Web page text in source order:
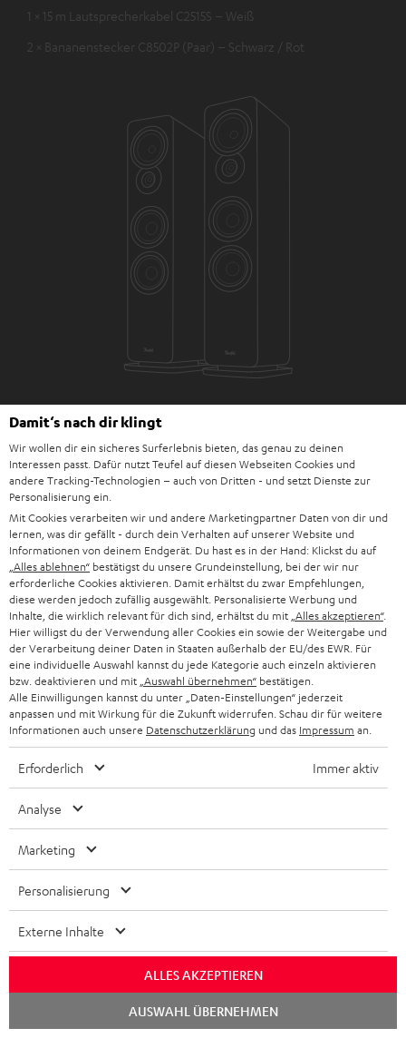
1 × 15 m Lautsprecherkabel C2515S – Weiß
2 × Bananenstecker C8502P (Paar) – Schwarz / Rot
Downloads und Service
D
o
k
u
m
e
n
t
e
z
u
m
H
e
r
u
n
t
Bedienungsanleitung: DENON DRA-900H
Bedienungsanleitung: Stand-Lautsprecher UL 40 Mk4
25 (Stk.)
Konformitätserklärung: Stand-Lautsprecher UL 40
Mk4 25 (Stk.)
Konformitätserklärung: 15 m Lautsprecherkabel C2515S
P
r
o
u
t
F
A
s
Hilfe zu diesem Produkt
I
n
f
o
r
m
a
Versandinfos
I
n
f
Gesetzliche Gewährleistung
Damit‘s nach dir klingt
Wir wollen dir ein sicheres Surferlebnis bieten, das genau zu deinen
Interessen passt. Dafür nutzt Teufel auf diesen Webseiten Cookies und
andere Tracking-Technologien – auch von Dritten - und setzt Dienste zur
Personalisierung ein.
Mit Cookies verarbeiten wir und andere Marketingpartner Daten von dir und
lernen, was dir gefällt - durch dein Verhalten auf unserer Website und
Informationen von deinem Endgerät. Du hast es in der Hand: Klickst du auf
„Alles ablehnen“ bestätigst du unsere Grundeinstellung, bei der wir nur
erforderliche Cookies aktivieren. Damit erhältst du zwar Empfehlungen,
diese werden jedoch zufällig ausgewählt. Personalisierte Werbung und
Inhalte, die wirklich relevant für dich sind, erhältst du mit „Alles akzeptieren“.
Hier willigst du der Verwendung aller Cookies ein sowie der Weitergabe und
der Verarbeitung deiner Daten in Staaten außerhalb der EU/des EWR. Für
eine individuelle Auswahl kannst du jede Kategorie auch einzeln aktivieren
bzw. deaktivieren und mit „Auswahl übernehmen“ bestätigen.
Alle Einwilligungen kannst du unter „Daten-Einstellungen“ jederzeit
anpassen und mit Wirkung für die Zukunft widerrufen. Schau dir für weitere
Informationen auch unsere Datenschutzerklärung und das Impressum an.
Erforderlich Immer aktiv
Analyse
Marketing
Personalisierung
Externe Inhalte
ALLES AKZEPTIEREN
AUSWAHL ÜBERNEHMEN